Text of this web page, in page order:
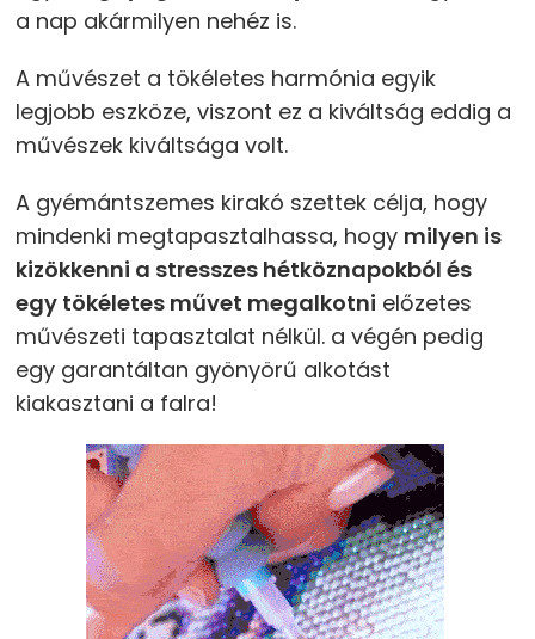
a nap akármilyen nehéz is.
A művészet a tökéletes harmónia egyik
legjobb eszköze, viszont ez a kiváltság eddig a
művészek kiváltsága volt.
A gyémántszemes kirakó szettek célja, hogy
mindenki megtapasztalhassa, hogy milyen is
kizökkenni a stresszes hétköznapokból és
egy tökéletes művet megalkotni előzetes
művészeti tapasztalat nélkül. a végén pedig
egy garantáltan gyönyörű alkotást
kiakasztani a falra!